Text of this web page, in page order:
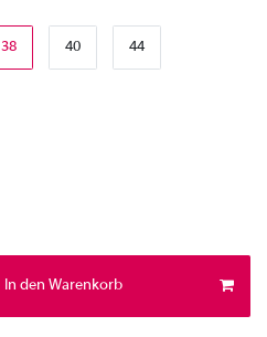
38 40 44
In den Warenkorb